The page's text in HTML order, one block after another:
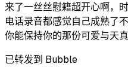
来了一丝丝慰籍超开心啊，
电话录音都感觉自己成熟了
你能保持你的那份可爱与天真
已转发到 Bubble